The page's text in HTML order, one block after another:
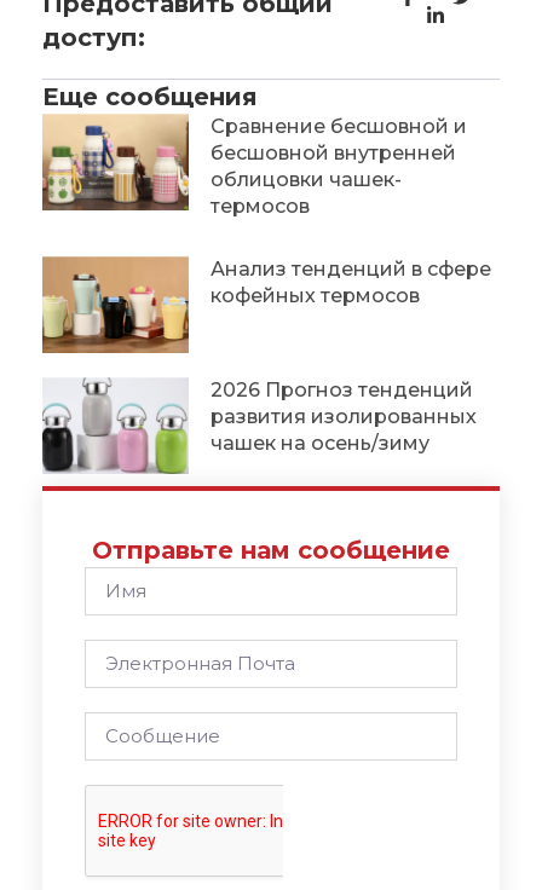
доступ:
Еще сообщения
Сравнение бесшовной и
бесшовной внутренней
облицовки чашек-
термосов
Анализ тенденций в сфере
кофейных термосов
2026 Прогноз тенденций
развития изолированных
чашек на осень/зиму
Отправьте нам сообщение